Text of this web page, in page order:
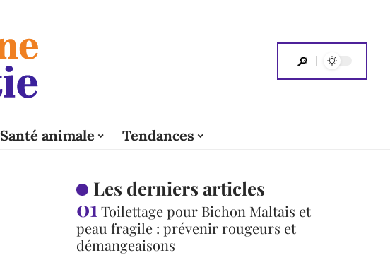
Santé animale Tendances
Les derniers articles
Toilettage pour Bichon Maltais et
peau fragile : prévenir rougeurs et
démangeaisons